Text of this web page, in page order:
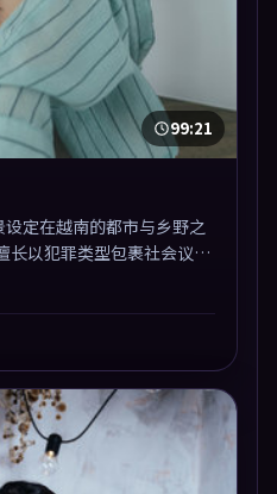
99:21
定在越南的都市与乡野之
长以犯罪类型包裹社会议
人寻味。剪辑利落，悬念
完。